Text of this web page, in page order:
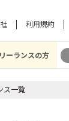
利用規約
ーランスの方
ス一覧